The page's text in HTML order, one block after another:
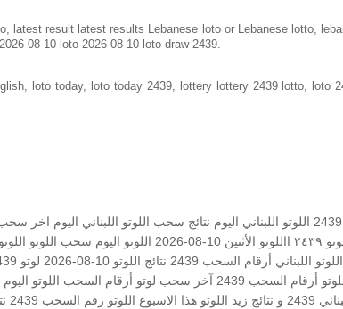
latest result latest results Lebanese loto or Lebanese lotto,
08-10 loto 2026-08-10 loto draw 2439.
loto today, loto today 2439, lottery lottery 2439 lotto, loto
اللوتو اللبناني اليوم نتائج سحب اللوتو اللبناني اليوم اخر
االلوتو الأثنين 10-08-2026 اللوتو اليوم سحب اللوتو
اللوتو اللبناني أرقام السحب 2439 نتائج اللوتو 10-08-2026 لوتو 2439
أرقام السحب 2439 آخر سحب لوتو أرقام السحب اللوتو اليوم زيد
نتائج زيد اللوتو هذا الاسبوع اللوتو رقم السحب 2439